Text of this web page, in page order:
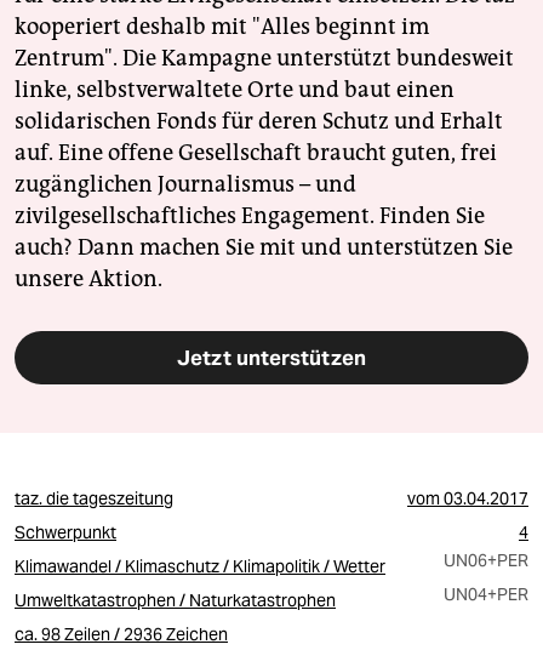
kooperiert deshalb mit "Alles beginnt im
Zentrum". Die Kampagne unterstützt bundesweit
linke, selbstverwaltete Orte und baut einen
solidarischen Fonds für deren Schutz und Erhalt
auf. Eine offene Gesellschaft braucht guten, frei
zugänglichen Journalismus – und
zivilgesellschaftliches Engagement. Finden Sie
auch? Dann machen Sie mit und unterstützen Sie
unsere Aktion.
Jetzt unterstützen
taz. die tageszeitung vom03.04.2017
Schwerpunkt
4
Klimawandel / Klimaschutz / Klimapolitik / Wetter
UN06+PER
Umweltkatastrophen / Naturkatastrophen
UN04+PER
ca. 98 Zeilen / 2936 Zeichen